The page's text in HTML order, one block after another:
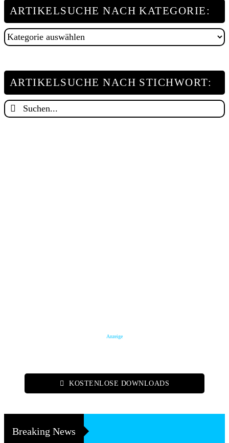
ARTIKELSUCHE NACH KATEGORIE:
Artikelsuche
ARTIKELSUCHE NACH STICHWORT:
Suche
Anzeige
KOSTENLOSE DOWNLOADS
Breaking News